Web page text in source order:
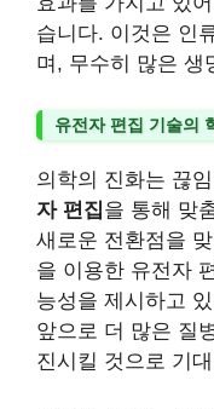
습니다. 이것은 인
며, 무수히 많은 생
유전자 편집 기술의
의학의 진화는 끊
자 편집을 통해 맞
새로운 전환점을
을 이용한 유전자
능성을 제시하고
앞으로 더 많은 질
진시킬 것으로 기